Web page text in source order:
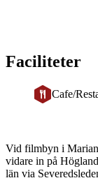
Faciliteter
Cafe/
Vid filmbyn i
vidare in på
län via